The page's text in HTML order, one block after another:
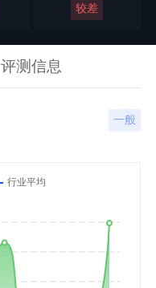
较差
评测信息
一般